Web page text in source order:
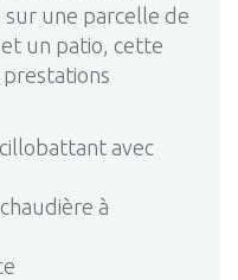
sur une parcelle de
un patio, cette
prestations
avec
à